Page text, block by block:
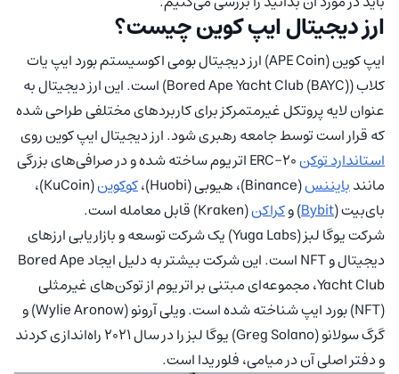
ارز دیجیتال ایپ کوین چیست؟
ایپ کوین (APE Coin) ارز دیجیتال بومی اکوسیستم بورد ایپ یات
کلاب (Bored Ape Yacht Club (BAYC)) است. این ارز دیجیتال به
عنوان لایه پروتکل غیرمتمرکز برای کاربردهای مختلفی طراحی شده
که قرار است توسط جامعه رهبری شود. ارز دیجیتال ایپ کوین روی
استاندارد توکن
ERC-20 اتریوم ساخته شده و در صرافی‌های بزرگی
مانندبایننس(Binance)، هیوبی (Huobi)، کوکوین
(KuCoin)،
بای‌‍‌بیت (Bybit) وکراکن(Kraken) قابل معامله است.
شرکت یوگا لبز (Yuga Labs) یک شرکت توسعه و بازاریابی ارزهای
دیجیتال و NFT است. این شرکت بیشتر به دلیل ایجاد Bored Ape
Yacht Club، مجموعه‌ای مبتنی بر اتریوم از توکن‌های غیرمثلی
(NFT) بورد ایپ شناخته شده است. ویلی آرونو (Wylie Aronow) و
گرگ سولانو (Greg Solano) یوگا لبز را در سال 2021 راه‌اندازی کردند
و دفتر اصلی آن در میامی، فلوریدا است.